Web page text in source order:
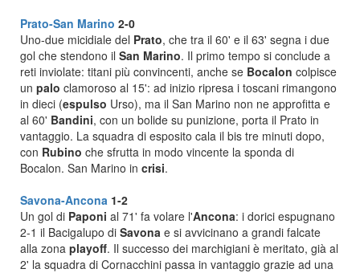
Prato-San Marino 2-0
Uno-due micidiale del Prato, che tra il 60' e il 63' segna i due
gol che stendono il San Marino. Il primo tempo si conclude a
reti inviolate: titani più convincenti, anche se Bocalon colpisce
un palo clamoroso al 15': ad inizio ripresa i toscani rimangono
in dieci (espulso Urso), ma il San Marino non ne approfitta e
al 60' Bandini, con un bolide su punizione, porta il Prato in
vantaggio. La squadra di esposito cala il bis tre minuti dopo,
con Rubino che sfrutta in modo vincente la sponda di
Bocalon. San Marino in crisi.
Savona-Ancona 1-2
Un gol di Paponi al 71' fa volare l'Ancona: i dorici espugnano
2-1 il Bacigalupo di Savona e si avvicinano a grandi falcate
alla zona playoff. Il successo dei marchigiani è meritato, già al
2' la squadra di Cornacchini passa in vantaggio grazie ad una